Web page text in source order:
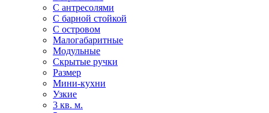
С антресолями
С барной стойкой
С островом
Малогабаритные
Модульные
Скрытые ручки
Размер
Мини-кухни
Узкие
3 кв. м.